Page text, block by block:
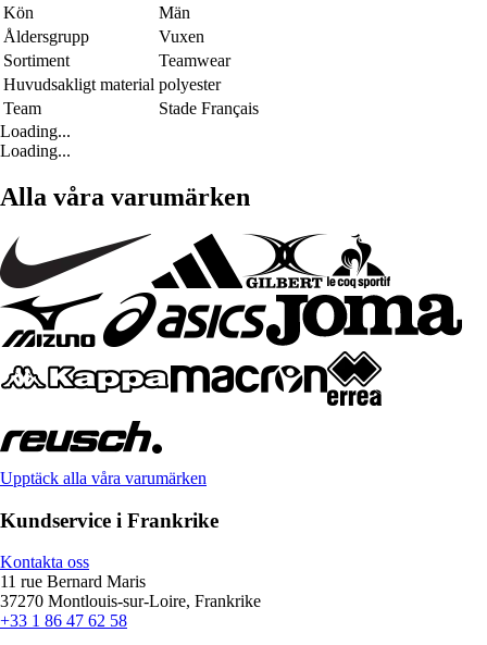
Kön
Män
Åldersgrupp
Vuxen
Sortiment
Teamwear
Huvudsakligt material polyester
Team
Stade Français
Loading...
Loading...
Alla våra varumärken
Upptäck alla våra varumärken
Kundservice i Frankrike
Kontakta oss
11 rue Bernard Maris
37270 Montlouis-sur-Loire, Frankrike
+33 1 86 47 62 58